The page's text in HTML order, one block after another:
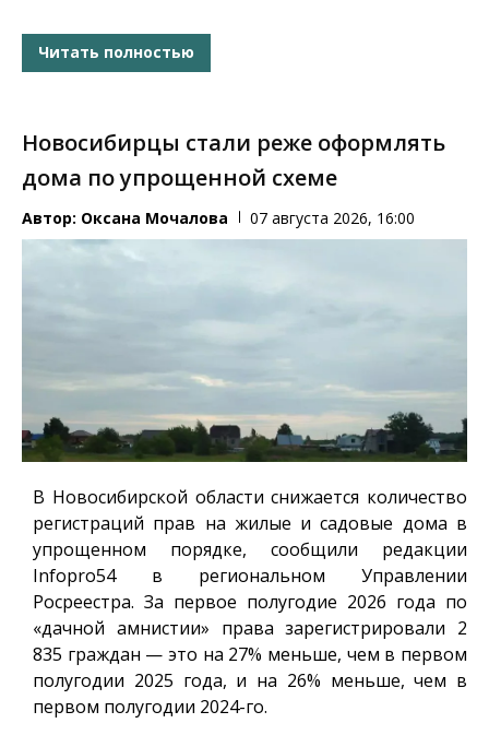
Читать полностью
Новосибирцы стали реже оформлять
дома по упрощенной схеме
Автор: Оксана Мочалова 07 августа 2026, 16:00
В Новосибирской области снижается количество
регистраций прав на жилые и садовые дома в
упрощенном порядке, сообщили редакции
Infopro54в региональном Управлении
Росреестра. За первое полугодие 2026 года по
«дачной амнистии» права зарегистрировали 2
835 граждан — это на 27% меньше, чем в первом
полугодии 2025 года, и на 26% меньше, чем в
первом полугодии 2024-го.